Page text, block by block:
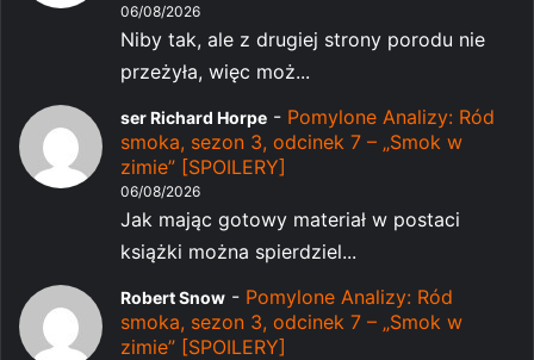
06/08/2026
Niby tak, ale z drugiej strony porodu nie
przeżyła, więc moż...
ser Richard Horpe - Pomylone Analizy: Ród
smoka, sezon 3, odcinek 7 – „Smok w
zimie” [SPOILERY]
06/08/2026
Jak mając gotowy materiał w postaci
książki można spierdziel...
Robert Snow - Pomylone Analizy: Ród
smoka, sezon 3, odcinek 7 – „Smok w
zimie” [SPOILERY]